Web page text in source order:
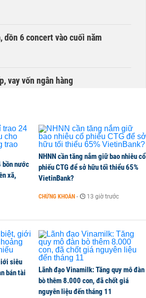
dồn 6 concert vào cuối năm
vay vốn ngân hàng
bồn nước
xã,
NHNN cần tăng nắm giữ bao nhiêu cổ
phiếu CTG để sở hữu tối thiểu 65%
VietinBank?
CHỨNG KHOÁN - 13 giờ trước
siêu
bán tài
Lãnh đạo Vinamilk: Tăng quy mô đàn
bò thêm 8.000 con, đã chốt giá
nguyên liệu đến tháng 11